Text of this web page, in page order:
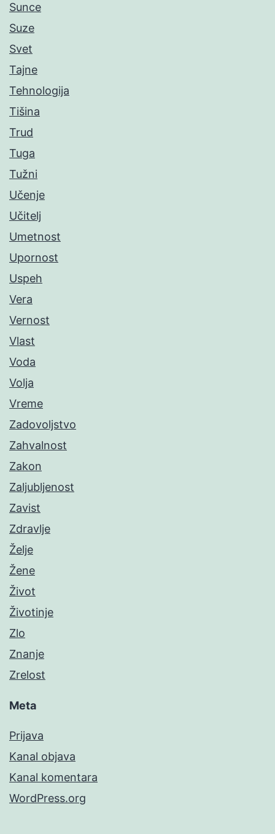
Sunce
Suze
Svet
Tajne
Tehnologija
Tišina
Trud
Tuga
Tužni
Učenje
Učitelj
Umetnost
Upornost
Uspeh
Vera
Vernost
Vlast
Voda
Volja
Vreme
Zadovoljstvo
Zahvalnost
Zakon
Zaljubljenost
Zavist
Zdravlje
Želje
Žene
Život
Životinje
Zlo
Znanje
Zrelost
Meta
Prijava
Kanal objava
Kanal komentara
WordPress.org